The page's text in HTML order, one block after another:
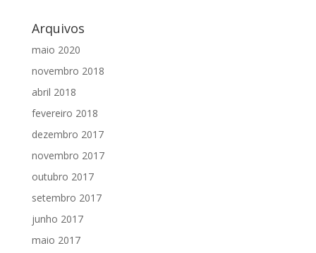
Arquivos
maio 2020
novembro 2018
abril 2018
fevereiro 2018
dezembro 2017
novembro 2017
outubro 2017
setembro 2017
junho 2017
maio 2017